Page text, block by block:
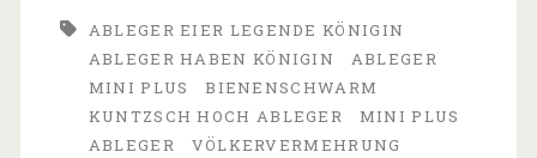
Schwarm
haben
es
ABLEGER EIER LEGENDE KÖNIGIN
ABLEGER HABEN KÖNIGIN
ABLEGER
MINI PLUS
BIENENSCHWARM
KUNTZSCH HOCH ABLEGER
MINI PLUS
ABLEGER
VÖLKERVERMEHRUNG